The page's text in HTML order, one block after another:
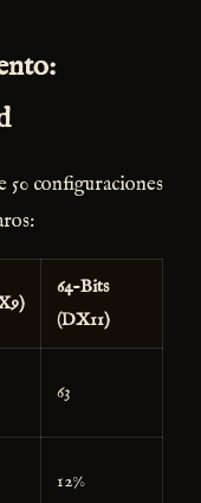
50 configuraciones
64-Bits
(DX11)
63
12%